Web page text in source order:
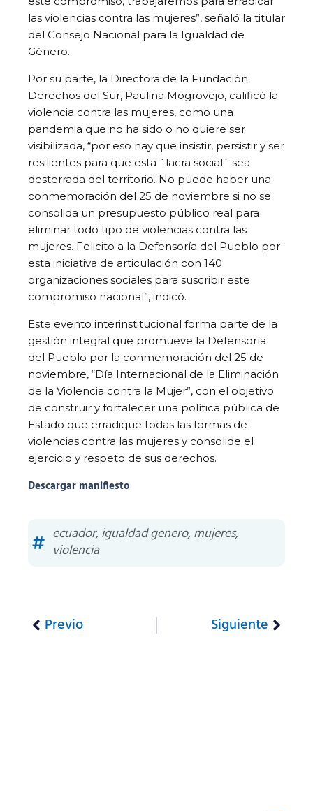
las violencias contra las mujeres”, señaló la titular
del Consejo Nacional para la Igualdad de
Género.
Por su parte, la Directora de la Fundación
Derechos del Sur, Paulina Mogrovejo, calificó la
violencia contra las mujeres, como una
pandemia que no ha sido o no quiere ser
visibilizada, “por eso hay que insistir, persistir y ser
resilientes para que esta `lacra social` sea
desterrada del territorio. No puede haber una
conmemoración del 25 de noviembre si no se
consolida un presupuesto público real para
eliminar todo tipo de violencias contra las
mujeres. Felicito a la Defensoría del Pueblo por
esta iniciativa de articulación con 140
organizaciones sociales para suscribir este
compromiso nacional”, indicó.
Este evento interinstitucional forma parte de la
gestión integral que promueve la Defensoría
del Pueblo por la conmemoración del 25 de
noviembre, “Día Internacional de la Eliminación
de la Violencia contra la Mujer”, con el objetivo
de construir y fortalecer una política pública de
Estado que erradique todas las formas de
violencias contra las mujeres y consolide el
ejercicio y respeto de sus derechos.
Descargar manifiesto
ecuador,igualdad genero,mujeres,
violencia
Previo Siguiente